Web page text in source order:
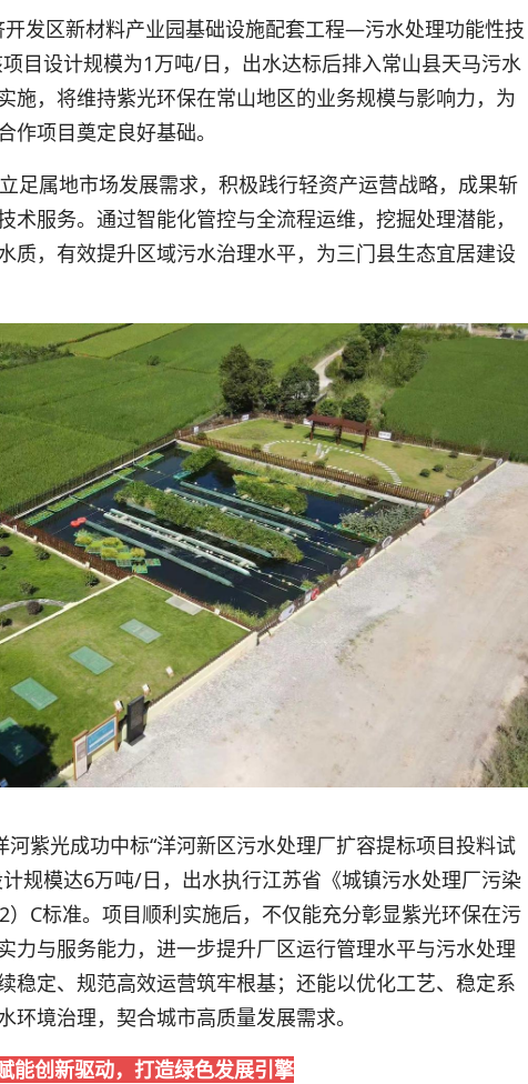
发区新材料产业园基础设施配套工程—污水处理功能性技
目设计规模为1万吨/日，出水达标后排入常山县天马污水
施，将维持紫光环保在常山地区的业务规模与影响力，为
作项目奠定良好基础。
足属地市场发展需求，积极践行轻资产运营战略，成果斩
术服务。通过智能化管控与全流程运维，挖掘处理潜能，
质，有效提升区域污水治理水平，为三门县生态宜居建设
紫光成功中标“洋河新区污水处理厂扩容提标项目投料试
规模达6万吨/日，出水执行江苏省《城镇污水处理厂污染
C标准。项目顺利实施后，不仅能充分彰显紫光环保在污
力与服务能力，进一步提升厂区运行管理水平与污水处理
稳定、规范高效运营筑牢根基；还能以优化工艺、稳定系
境治理，契合城市高质量发展需求。
能创新驱动，打造绿色发展引擎